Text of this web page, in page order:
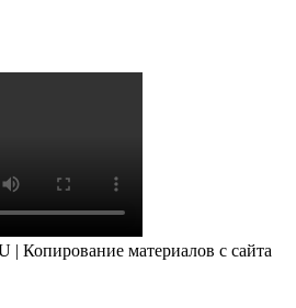
Копирование материалов с сайта